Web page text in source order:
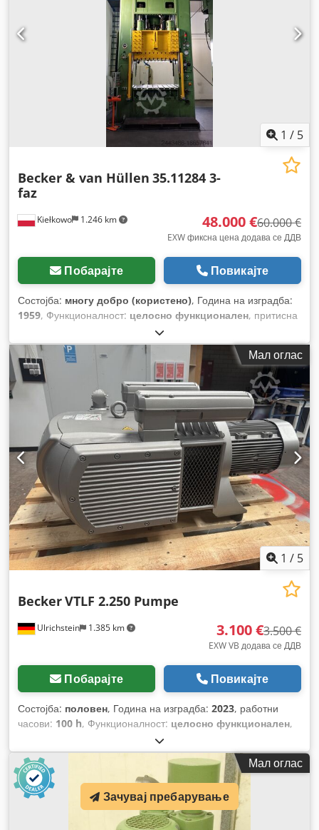
1 / 5
Kiełkowo 1.246 km
Becker & van Hüllen 35.11284 3-
faz
48.000 €60.000 €
EXW фиксна цена додава се ДДВ
Побарајте Повикајте
Состојба: многу добро (користено), Година на изградба:
1959, Функционалност: целосно функционален, притисна
, ширина на масата:
должина на масата:1.600 мм, вкупна тежина:90.000 кг,
работна височина:
, Опрема:
безбедносна
светлосна завеса
Мал оглас
1 / 5
Ulrichstein 1.385 km
BeckerVTLF 2.250 Pumpe
3.100 €3.500 €
EXW VB додава се ДДВ
Побарајте Повикајте
Состојба: половен, Година на изградба: 2023, работни
часови: 100 h, Функционалност: целосно функционален,
, вкупна должина:
ширина:644 мм, вкупна висина:528 мм, волуменски
проток:
5,5 kW (7,48 коњски сили), тип на
ладење:
воздух,
Мал оглас
Зачувај пребарување